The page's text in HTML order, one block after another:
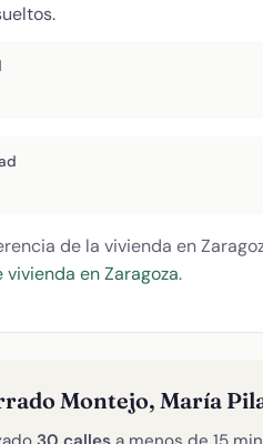
de la vivienda en
en Zaragoza.
Montejo, María